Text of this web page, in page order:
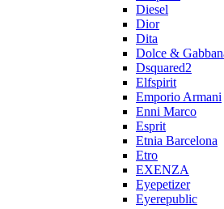
Diesel
Dior
Dita
Dolce &
Dsquared2
Elfspirit
Emporio Armani
Enni Marco
Esprit
Etnia Barcelona
Etro
EXENZA
Eyepetizer
Eyerepublic